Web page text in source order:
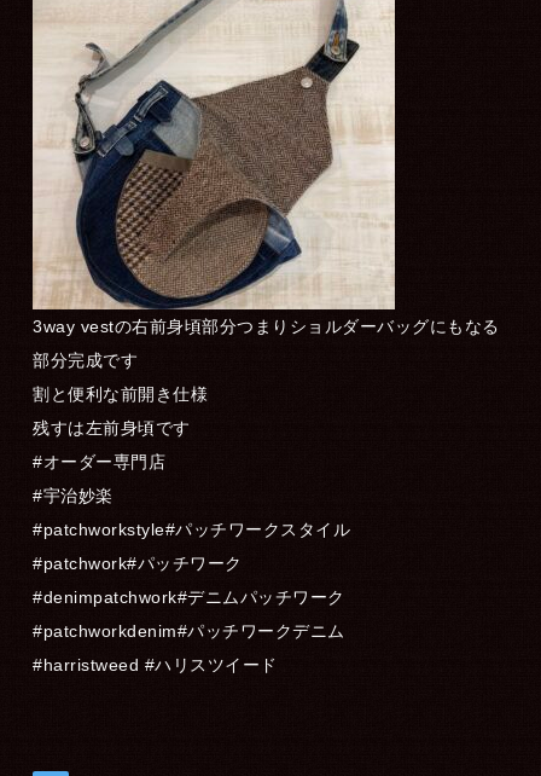
3way vestの右前身頃部分つまりショルダーバッグにもなる
部分完成です
割と便利な前開き仕様
残すは左前身頃です
#オーダー専門店
#宇治妙楽
#patchworkstyle#パッチワークスタイル
#patchwork#パッチワーク
#denimpatchwork#デニムパッチワーク
#patchworkdenim#パッチワークデニム
#harristweed #ハリスツイード